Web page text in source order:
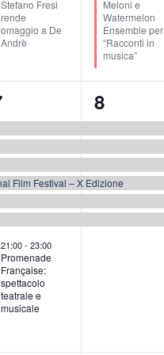
Stefano Fresi
rende
omaggio a De
Andrè
Meloni e
Watermelon
Ensemble per
“Racconti in
musica”
Film Festival – X Edizione
21:00-23:00
Promenade
Française:
spettacolo
teatrale e
musicale
6
eventi,
8